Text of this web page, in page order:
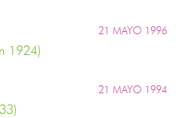
21 MAYO 1996
1924)
21 MAYO 1994